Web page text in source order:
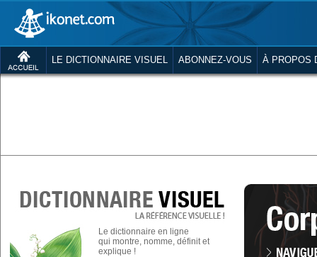
LE DICTIONNAIRE VISUEL ABONNEZ-VOUS À PROPOS
Le dictionnaire en ligne
qui montre, nomme, définit et
explique !